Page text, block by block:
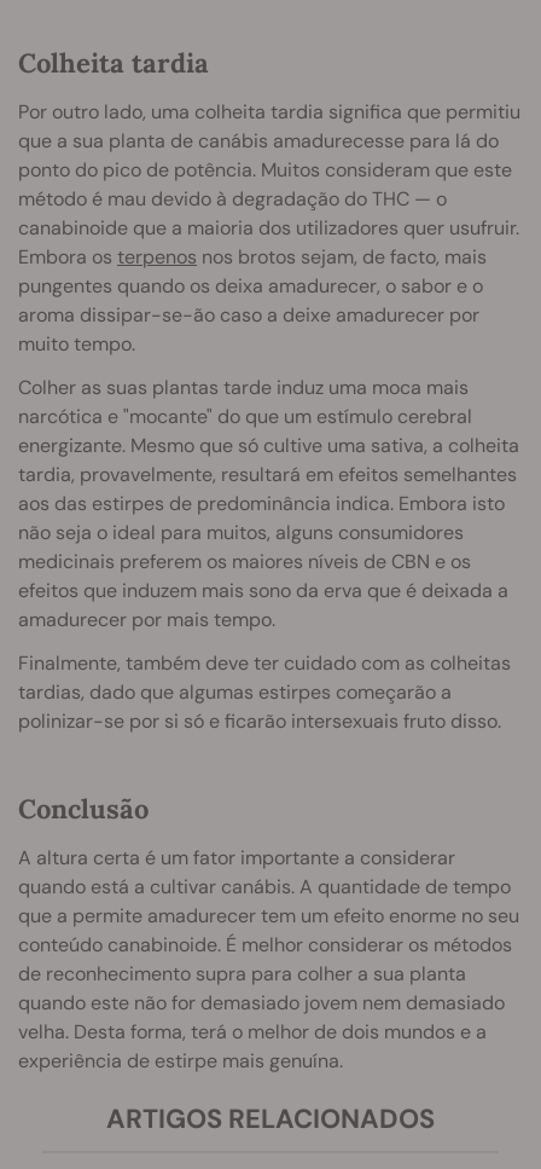
Colheita tardia
Por outro lado, uma colheita tardia significa que permitiu
que a sua planta de canábis amadurecesse para lá do
ponto do pico de potência. Muitos consideram que este
método é mau devido à degradação do THC — o
canabinoide que a maioria dos utilizadores quer usufruir.
Embora os terpenos nos brotos sejam, de facto, mais
pungentes quando os deixa amadurecer, o sabor e o
aroma dissipar-se-ão caso a deixe amadurecer por
muito tempo.
Colher as suas plantas tarde induz uma moca mais
narcótica e "mocante" do que um estímulo cerebral
energizante. Mesmo que só cultive uma sativa, a colheita
tardia, provavelmente, resultará em efeitos semelhantes
aos das estirpes de predominância indica. Embora isto
não seja o ideal para muitos, alguns consumidores
medicinais preferem os maiores níveis de CBN e os
efeitos que induzem mais sono da erva que é deixada a
amadurecer por mais tempo.
Finalmente, também deve ter cuidado com as colheitas
tardias, dado que algumas estirpes começarão a
polinizar-se por si só e ficarão intersexuais fruto disso.
Conclusão
A altura certa é um fator importante a considerar
quando está a cultivar canábis. A quantidade de tempo
que a permite amadurecer tem um efeito enorme no seu
conteúdo canabinoide. É melhor considerar os métodos
de reconhecimento supra para colher a sua planta
quando este não for demasiado jovem nem demasiado
velha. Desta forma, terá o melhor de dois mundos e a
experiência de estirpe mais genuína.
ARTIGOS RELACIONADOS